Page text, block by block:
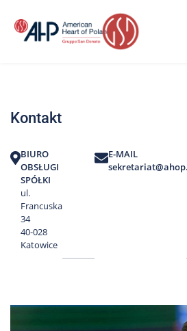
treści
Strefa
Edukacja
Pacjenta
O
nas
Marki
Nas
Kontakt
BIURO
OBSŁUGI
SPÓŁKI
ul.
Francuska
34
40-028
Katowice
E-MAIL